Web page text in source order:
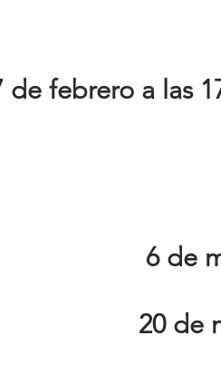
de febrero a las
6 de
20 de